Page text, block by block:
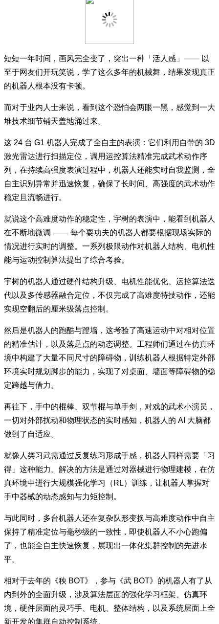
短短一年时间，画风完全变了，突出一种「活人感」—— 以
至于网友们开玩笑说，学了这么多年的机械舞，结果发现真正
的机器人根本没有卡顿。
而对于业内人士来说，看到这个恐怕会两眼一黑，感觉到一大
堆技术细节铺天盖地涌过来。
这 24 台 G1 机器人完成了全自主的表演：它们利用自带的 3D
激光雷达进行扫描定位，调用运控算法精准完成武术动作序
列，在持续高强度表演过程中，机器人还能实时自我监测，全
自主识别异常并迅速恢复，确保了长时间、高强度的武术动作
稳定且流畅进行。
就说这个高难度动作的稳定性，宇树的表演中，能看到机器人
在不断地微调 —— 每个耍功夫的机器人都要根据现场实际的
情况进行实时的调整。一系列极限动作对机器人结构、电机性
能与运动控制算法提出了综合考验。
宇树的机器人通过硬件结构升级、电机性能优化、运控算法迭
代以及多传感器融合定位，不仅完成了高难度特技动作，还能
实现空翻后的厘米级落点控制。
然后是机器人的跑酷与蹬墙，这考验了高速运动中对相对位置
的精准估计，以及落足点的动态调整。工程师们通过在仿真环
境中构建了大量不同尺寸的障碍物，训练机器人根据特定外部
环境实时规划脚步的能力，实现了对桌面、墙面等障碍物的稳
定跨越与借力。
再往下，手中的棍棒、双节棍与单手剑，对戏的武术小演员，
一切对外部扰动和物理状态的实时感知，机器人的 AI 大脑都
做到了自适应。
就像人类习武需通过反复练习形成手感，机器人同样需要「习
得」这种能力。解决的方法是通过对器械进行物理建模，在仿
真环境中进行大规模强化学习（RL）训练，让机器人掌握对
手中器械的动态感知与力矩控制。
与此同时，多台机器人还在复杂队形变换与高难度动作中自主
保持了精准定位与毫秒级的一致性，即使机器人不小心跑偏
了，也能全自主快速恢复，展现出一体化集群控制的先进水
平。
相对于去年的《秧 BOT》，参与《武 BOT》的机器人有了从
内到外的全面升级，涉及算法层面的强化学习框架、仿真环
境，硬件层面的灵巧手、电机、整体结构，以及系统层面上全
新开发的集群自动控制系统。